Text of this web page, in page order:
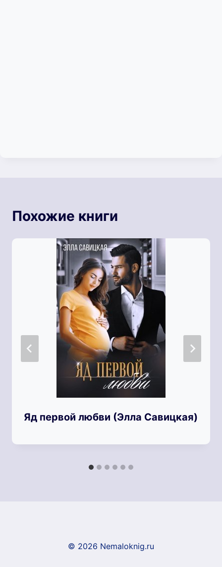
Похожие книги
Яд первой любви (Элла Савицкая)
© 2026 Nemaloknig.ru